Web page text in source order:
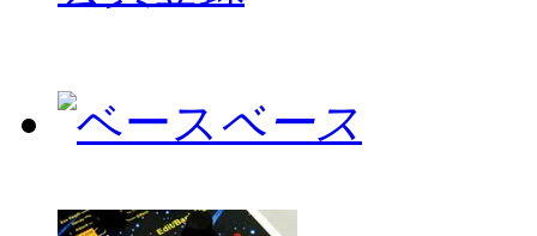
ベース